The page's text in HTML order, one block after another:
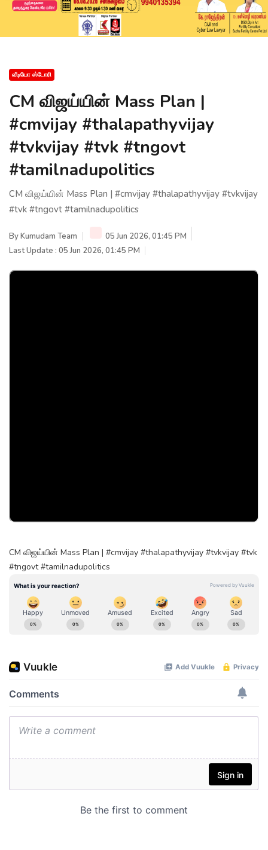
வீடியோ ஸ்டோரி
CM விஜய்யின் Mass Plan |
#cmvijay #thalapathyvijay
#tvkvijay #tvk #tngovt
#tamilnadupolitics
CM விஜய்யின் Mass Plan | #cmvijay #thalapathyvijay #tvkvijay
#tvk #tngovt #tamilnadupolitics
ByKumudam Team
05 Jun 2026, 01:45 PM
Last Update : 05 Jun 2026, 01:45 PM
CM விஜய்யின் Mass Plan | #cmvijay #thalapathyvijay #tvkvijay #tvk
#tngovt #tamilnadupolitics